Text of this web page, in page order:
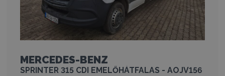
MERCEDES-BENZ
SPRINTER 315 CDI EMELŐHÁTFALAS - AOJV156